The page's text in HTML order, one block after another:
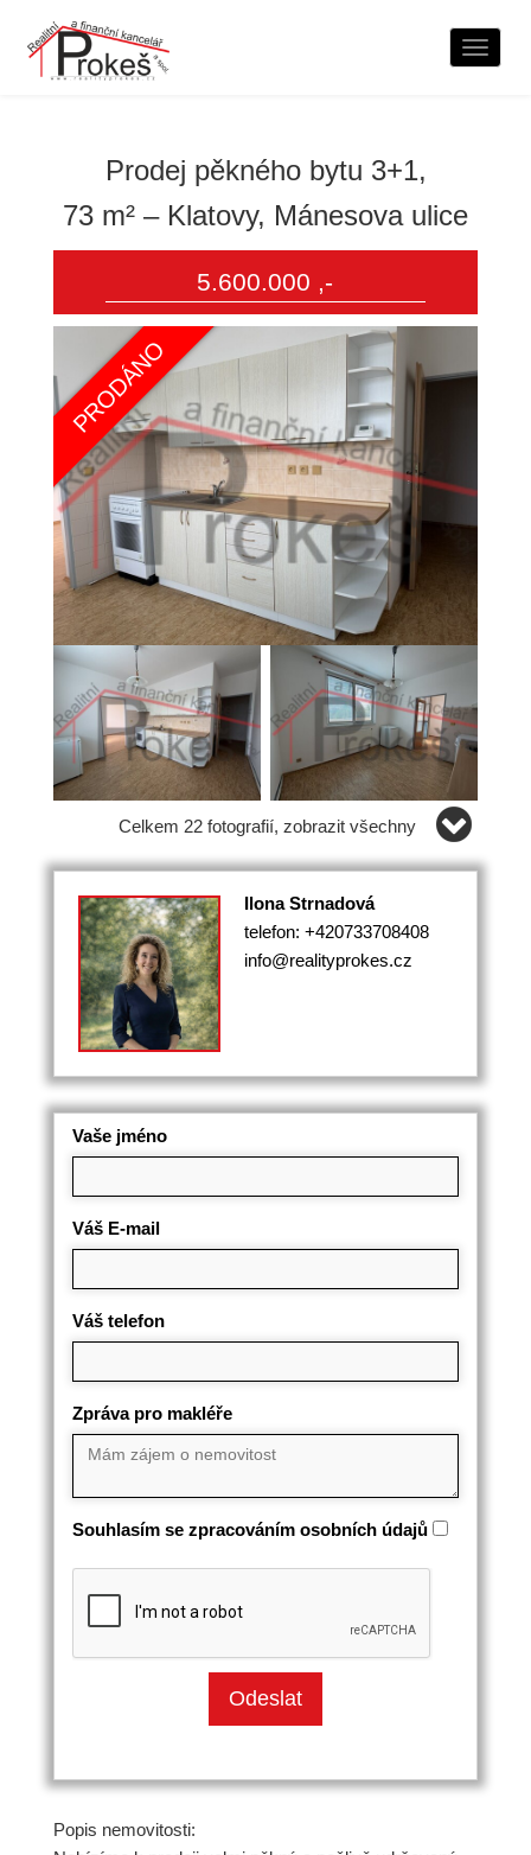
Prodej pěkného bytu 3+1,
73 m² – Klatovy, Mánesova ulice
5.600.000 ,-
Celkem 22 fotografií, zobrazit všechny
Ilona Strnadová
telefon: +420733708408
info@realityprokes.cz
Vaše jméno
Váš E-mail
Váš telefon
Zpráva pro makléře
Souhlasím se zpracováním osobních údajů
Popis nemovitosti: